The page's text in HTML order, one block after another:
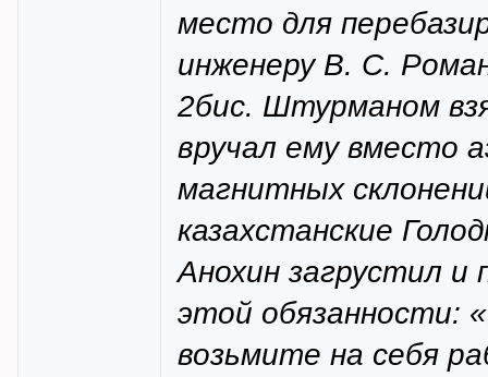
место для
инженеру В. С.
2бис. Штурманом
вручал ему вместо
магнитных
казахстанские
Анохин загрустил
этой обязанности:
возьмите на себя